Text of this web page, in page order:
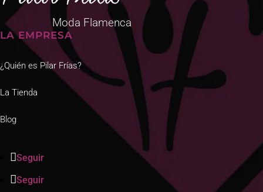
Moda Flamenca
LA EMPRESA
¿Quién es Pilar Frías?
La Tienda
Blog
Seguir
Seguir